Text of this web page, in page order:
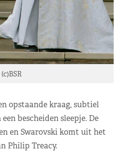
(c)BSR
opstaande kraag, subtiel
bescheiden sleepje. De
en Swarovski komt uit het
Philip Treacy.